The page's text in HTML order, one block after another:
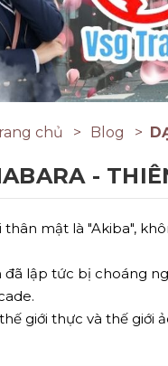
chủ Blog
-
thân mật là "Akiba",
đã lập tức bị choáng
giới thực và thế